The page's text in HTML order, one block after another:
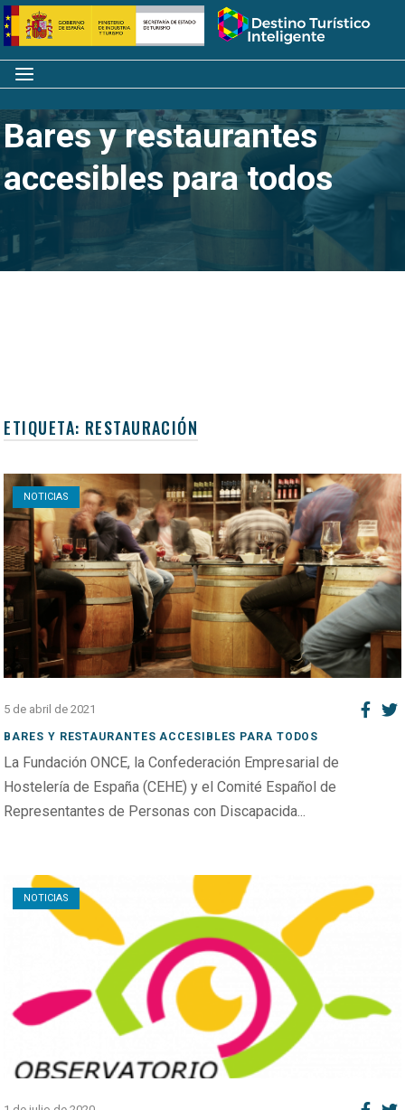
Saltar
al
contenido
Inicio
Menú
Bares y restaurantes
accesibles para todos
ETIQUETA: RESTAURACIÓN
NOTICIAS
Open post
5 de abril de 2021
BARES Y RESTAURANTES ACCESIBLES PARA TODOS
La Fundación ONCE, la Confederación Empresarial de
Hostelería de España (CEHE) y el Comité Español de
Representantes de Personas con Discapacida...
NOTICIAS